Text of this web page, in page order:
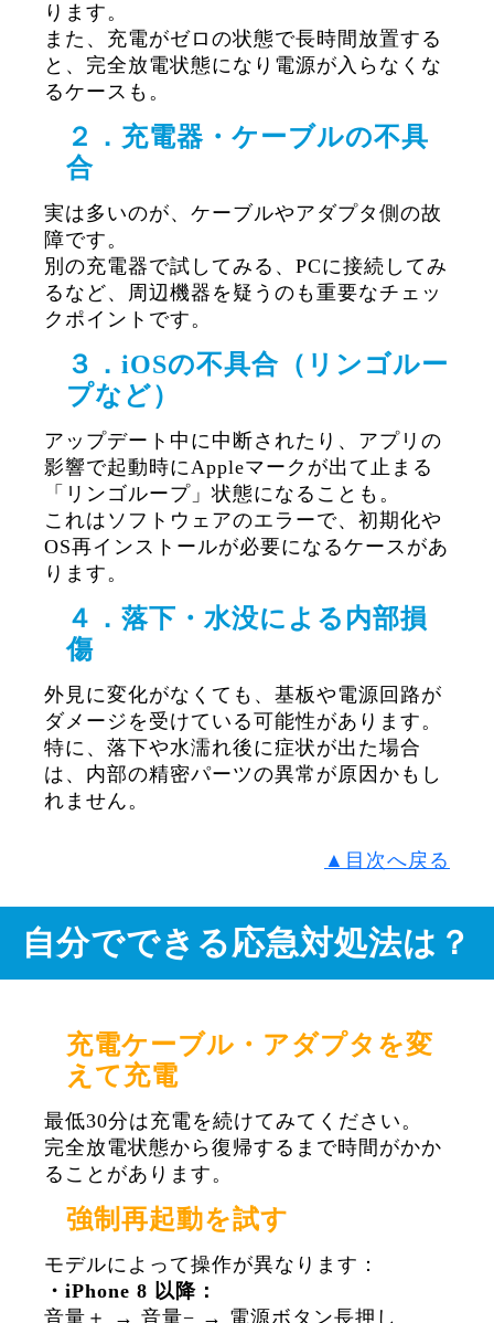
ります。
また、充電がゼロの状態で長時間放置する
と、完全放電状態になり電源が入らなくな
るケースも。
２．充電器・ケーブルの不具
合
実は多いのが、ケーブルやアダプタ側の故
障です。
別の充電器で試してみる、PCに接続してみ
るなど、周辺機器を疑うのも重要なチェッ
クポイントです。
３．iOSの不具合（リンゴルー
プなど）
アップデート中に中断されたり、アプリの
影響で起動時にAppleマークが出て止まる
「リンゴループ」状態になることも。
これはソフトウェアのエラーで、初期化や
OS再インストールが必要になるケースがあ
ります。
４．落下・水没による内部損
傷
外見に変化がなくても、基板や電源回路が
ダメージを受けている可能性があります。
特に、落下や水濡れ後に症状が出た場合
は、内部の精密パーツの異常が原因かもし
れません。
▲目次へ戻る
自分でできる応急対処法は？
充電ケーブル・アダプタを変
えて充電
最低30分は充電を続けてみてください。
完全放電状態から復帰するまで時間がかか
ることがあります。
強制再起動を試す
モデルによって操作が異なります：
・iPhone 8 以降：
音量＋ → 音量− → 電源ボタン長押し